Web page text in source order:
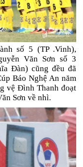
số 5 (TP .Vinh),
Văn Sơn số 3
Đàn) cũng đều đã
Báo Nghệ An năm
vệ Đình Thanh đoạt
Sơn về nhì.